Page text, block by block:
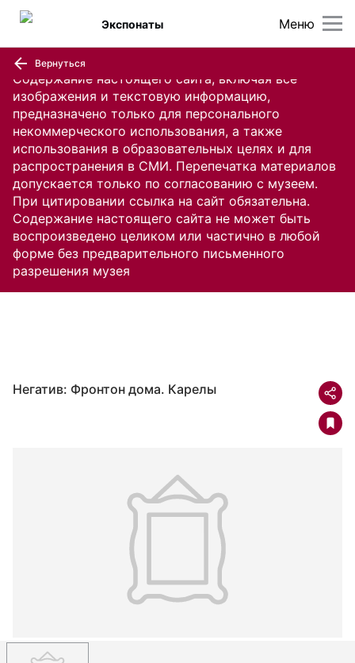
Содержание настоящего сайта, включая все
изображения и текстовую информацию,
предназначено только для персонального
некоммерческого использования, а также
использования в образовательных целях и для
распространения в СМИ. Перепечатка материалов
допускается только по согласованию с музеем.
При цитировании ссылка на сайт обязательна.
Содержание настоящего сайта не может быть
воспроизведено целиком или частично в любой
форме без предварительного письменного
разрешения музея
Меню
Экспонаты
Вернуться
Негатив: Фронтон дома. Карелы